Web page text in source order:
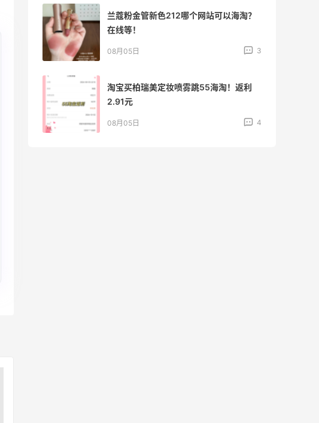
兰蔻粉金管新色212哪个网站可以海淘？
在线等！
08月05日 3
淘宝买柏瑞美定妆喷雾跳55海淘！返利
2.91元
08月05日 4